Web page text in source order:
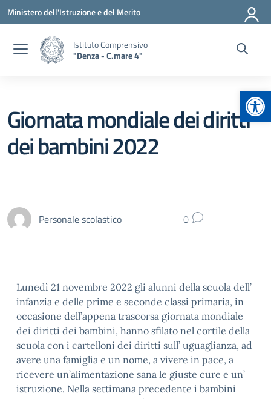
Vai ai contenuti
Vai al menu di navigazione
Vai al footer
Ministero dell'Istruzione e del Merito
Istituto Comprensivo
"Denza - C.mare 4"
Giornata mondiale dei diritti
dei bambini 2022
Personale scolastico 0
Lunedì 21 novembre 2022 gli alunni della scuola dell’
infanzia e delle prime e seconde classi primaria, in
occasione dell’appena trascorsa giornata mondiale
dei diritti dei bambini, hanno sfilato nel cortile della
scuola con i cartelloni dei diritti sull’ uguaglianza, ad
avere una famiglia e un nome, a vivere in pace, a
ricevere un’alimentazione sana le giuste cure e un’
istruzione. Nella settimana precedente i bambini